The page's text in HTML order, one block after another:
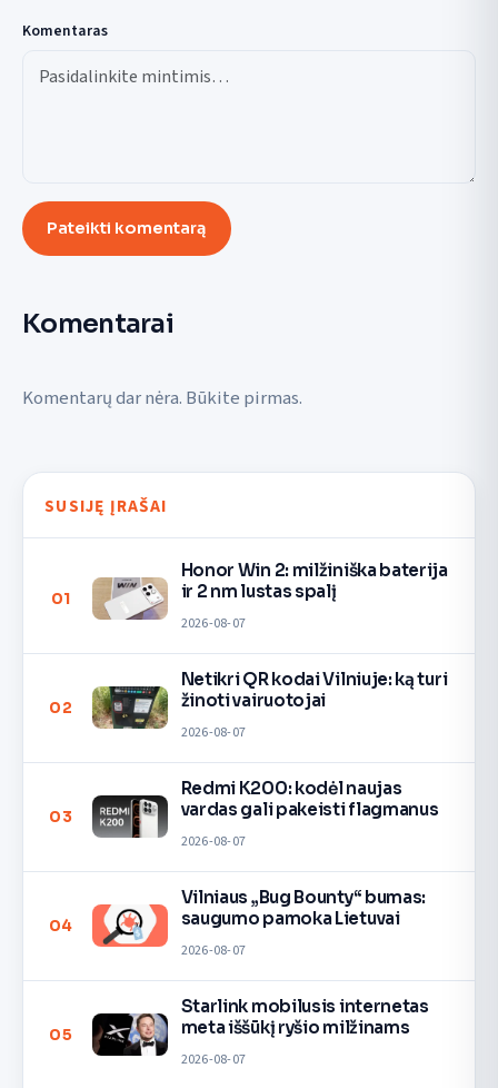
Komentaras
Pateikti komentarą
Komentarai
Komentarų dar nėra. Būkite pirmas.
SUSIJĘ ĮRAŠAI
01
Honor Win 2: milžiniška baterija
ir 2 nm lustas spalį
2026-08-07
02
Netikri QR kodai Vilniuje: ką turi
žinoti vairuotojai
2026-08-07
03
Redmi K200: kodėl naujas
vardas gali pakeisti flagmanus
2026-08-07
04
Vilniaus „Bug Bounty“ bumas:
saugumo pamoka Lietuvai
2026-08-07
05
Starlink mobilusis internetas
meta iššūkį ryšio milžinams
2026-08-07